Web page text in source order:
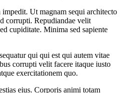
Ut magnam sequi architecto
corrupti. Repudiandae velit
cupiditate. Minima sed sapiente
qui qui est qui autem vitae
corrupti velit facere itaque iusto
exercitationem quo.
eius. Corporis animi totam